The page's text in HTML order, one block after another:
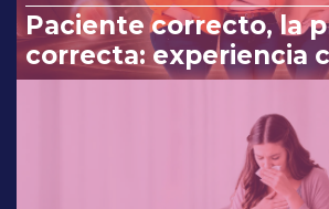
Paciente correcto, la
correcta: experiencia
Myo y D-Chiro-Inositol